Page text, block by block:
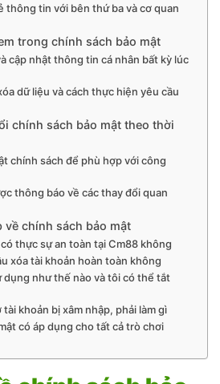
thông tin với bên thứ ba và cơ quan
trong chính sách bảo mật
cập nhật thông tin cá nhân bất kỳ lúc
dữ liệu và cách thực hiện yêu cầu
chính sách bảo mật theo thời
chính sách để phù hợp với công
thông báo về các thay đổi quan
về chính sách bảo mật
thực sự an toàn tại Cm88 không
xóa tài khoản hoàn toàn không
dụng như thế nào và tôi có thể tắt
khoản bị xâm nhập, phải làm gì
có áp dụng cho tất cả trò chơi